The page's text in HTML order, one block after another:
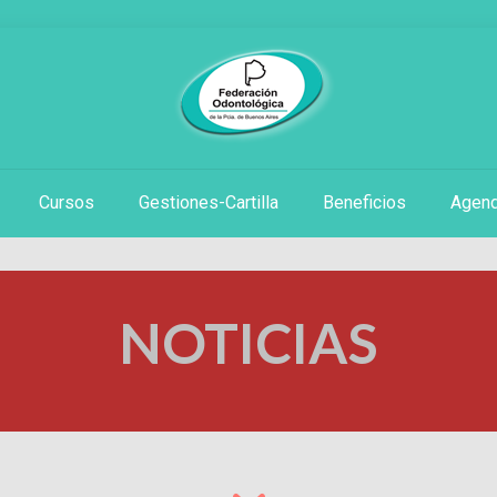
Cursos Gestiones-Cartilla Beneficios
NOTICIAS